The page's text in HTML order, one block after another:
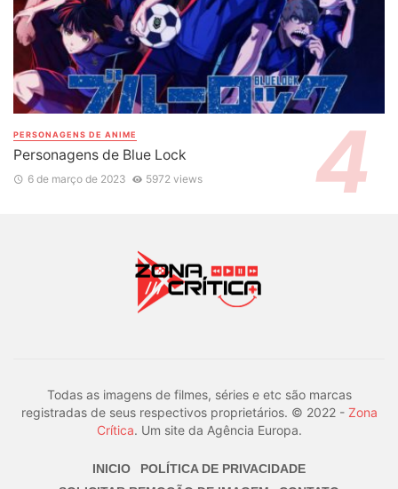
PERSONAGENS DE ANIME
Personagens de Blue Lock
6 de março de 2023 5972 views
Todas as imagens de filmes, séries e etc são marcas
registradas de seus respectivos proprietários. © 2022 - Zona
Crítica. Um site da Agência Europa.
INICIO
POLÍTICA DE PRIVACIDADE